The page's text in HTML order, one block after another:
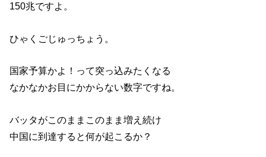
150兆ですよ。
ひゃくごじゅっちょう。
国家予算かよ！って突っ込みたくなる
なかなかお目にかからない数字ですね。
バッタがこのままこのまま増え続け
中国に到達すると何が起こるか？